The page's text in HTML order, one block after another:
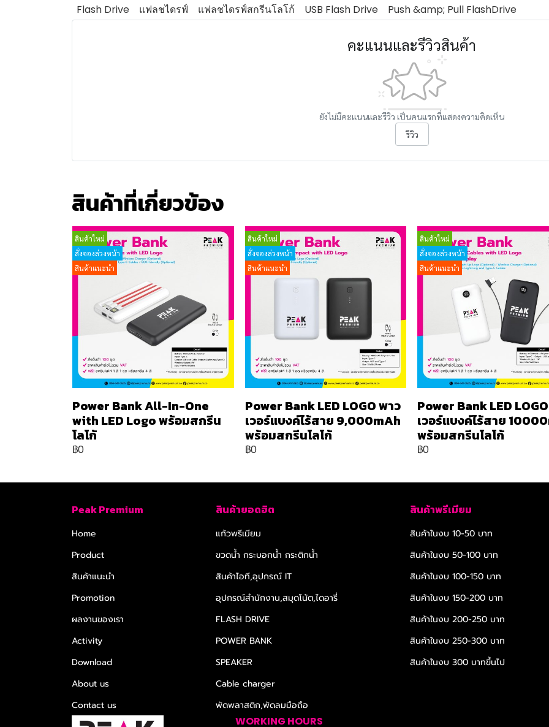
Flash Drive แฟลชไดรฟ์ แฟลชไดรฟ์สกรีนโลโก้ USB Flash Drive Push &amp; Pull FlashDrive
คะแนนและรีวิวสินค้า
ยังไม่มีคะแนนและรีวิว เป็นคนแรกที่แสดงความคิดเห็น
รีวิว
สินค้าที่เกี่ยวข้อง
สินค้าใหม่
สั่งจองล่วงหน้า
สินค้าแนะนำ
Power Bank All-In-One
with LED Logo พร้อมสกรีน
โลโก้
฿0
สินค้าใหม่
สั่งจองล่วงหน้า
สินค้าแนะนำ
Power Bank LED LOGO พาว
เวอร์แบงค์ไร้สาย 9,000mAh
พร้อมสกรีนโลโก้
฿0
สินค้าใหม่
สั่งจองล่วงหน้า
สินค้าแนะนำ
Power Bank LED
เวอร์แบงค์ไร้สาย
พร้อมสกรีนโลโก้
฿0
Peak Premium
Home
Product
สินค้าแนะนำ
Promotion
ผลงานของเรา
Activity
Download
About us
Contact us
สินค้ายอดฮิต
แก้วพรีเมียม
ขวดน้ำ กระบอกน้ำ กระติกน้ำ
สินค้าไอที,อุปกรณ์ IT
อุปกรณ์สำนักงาน,สมุดโน้ต,ไดอารี่
FLASH DRIVE
POWER BANK
SPEAKER
Cable charger
พัดพลาสติก,พัดลมมือถือ
สินค้าพรีเมียม
สินค้าในงบ 10-50 บาท
สินค้าในงบ 50-100 บาท
สินค้าในงบ 100-150 บาท
สินค้าในงบ 150-200 บาท
สินค้าในงบ 200-250 บาท
สินค้าในงบ 250-300 บาท
สินค้าในงบ 300 บาทขึ้นไป
WORKING HOURS